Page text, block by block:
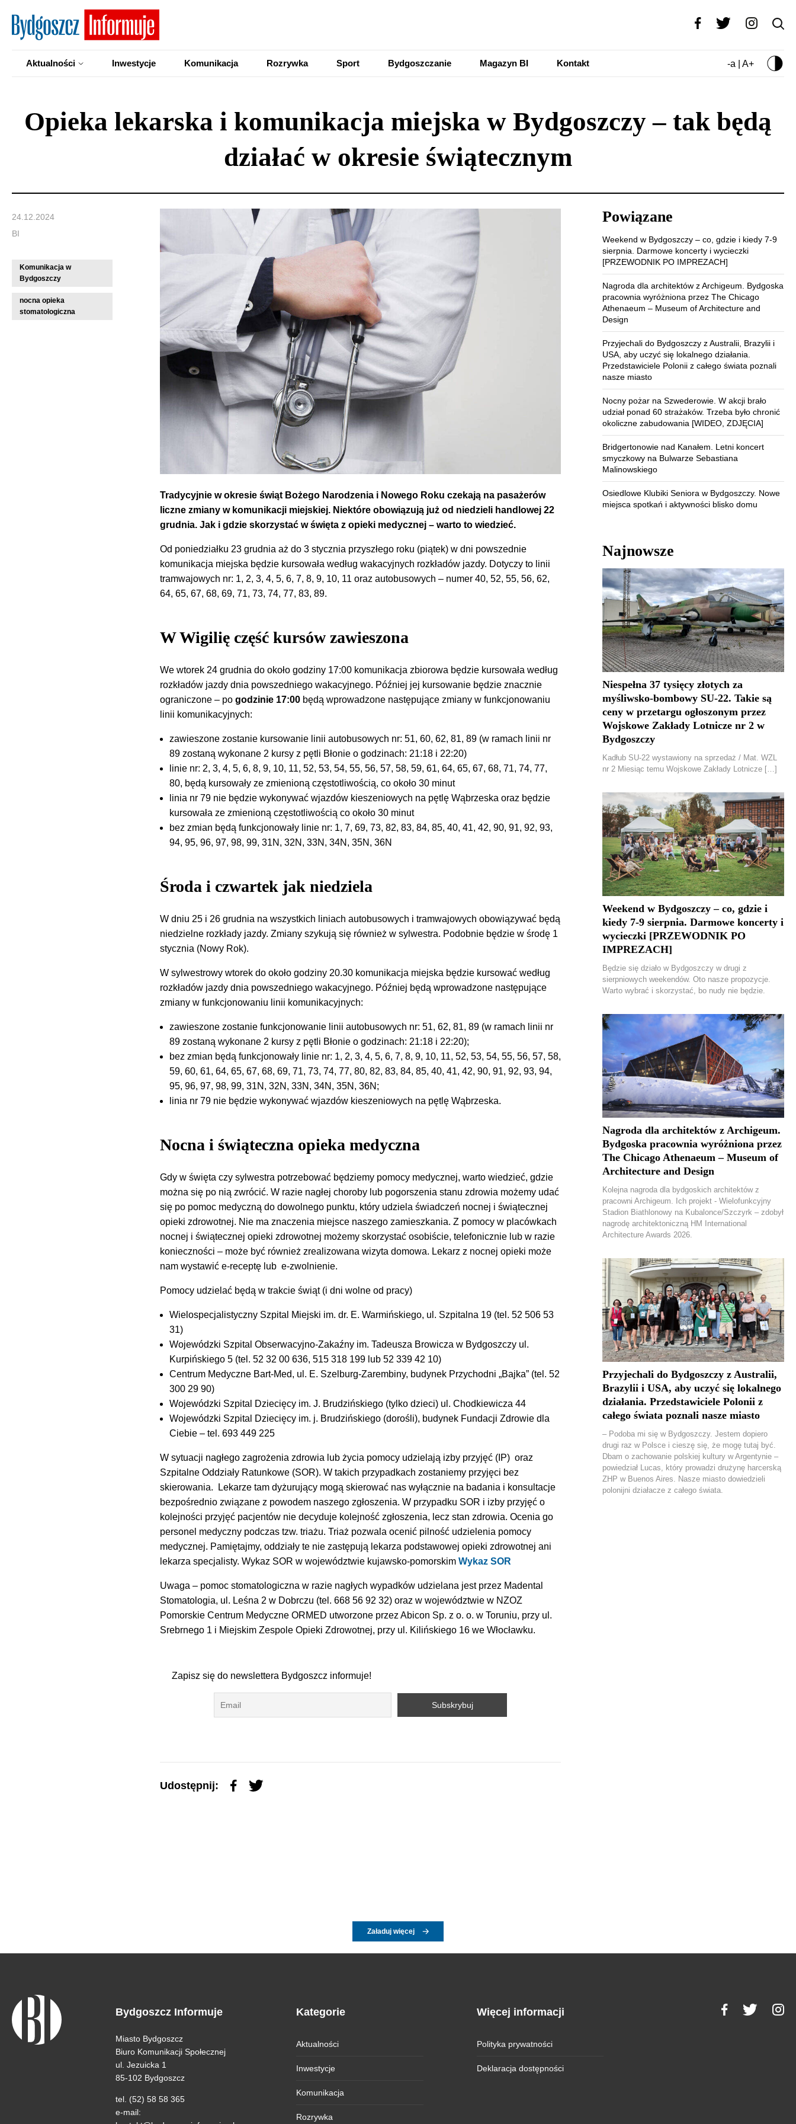
Aktualności Inwestycje Komunikacja Rozrywka Sport Bydgoszczanie Magazyn BI Kontakt -a | A+
Opieka lekarska i komunikacja miejska w Bydgoszczy – tak będą
działać w okresie świątecznym
24.12.2024
BI
Komunikacja w
Bydgoszczy
nocna opieka
stomatologiczna
Tradycyjnie w okresie świąt Bożego Narodzenia i Nowego Roku czekają na pasażerów
liczne zmiany w komunikacji miejskiej. Niektóre obowiązują już od niedzieli handlowej 22
grudnia. Jak i gdzie skorzystać w święta z opieki medycznej – warto to wiedzieć.
Od poniedziałku 23 grudnia aż do 3 stycznia przyszłego roku (piątek) w dni powszednie
komunikacja miejska będzie kursowała według wakacyjnych rozkładów jazdy. Dotyczy to linii
tramwajowych nr: 1, 2, 3, 4, 5, 6, 7, 8, 9, 10, 11 oraz autobusowych – numer 40, 52, 55, 56, 62,
64, 65, 67, 68, 69, 71, 73, 74, 77, 83, 89.
W Wigilię część kursów zawieszona
We wtorek 24 grudnia do około godziny 17:00 komunikacja zbiorowa będzie kursowała według
rozkładów jazdy dnia powszedniego wakacyjnego. Później jej kursowanie będzie znacznie
ograniczone – po godzinie 17:00 będą wprowadzone następujące zmiany w funkcjonowaniu
linii komunikacyjnych:
zawieszone zostanie kursowanie linii autobusowych nr: 51, 60, 62, 81, 89 (w ramach linii nr
89 zostaną wykonane 2 kursy z pętli Błonie o godzinach: 21:18 i 22:20)
linie nr: 2, 3, 4, 5, 6, 8, 9, 10, 11, 52, 53, 54, 55, 56, 57, 58, 59, 61, 64, 65, 67, 68, 71, 74, 77,
80, będą kursowały ze zmienioną częstotliwością, co około 30 minut
linia nr 79 nie będzie wykonywać wjazdów kieszeniowych na pętlę Wąbrzeska oraz będzie
kursowała ze zmienioną częstotliwością co około 30 minut
bez zmian będą funkcjonowały linie nr: 1, 7, 69, 73, 82, 83, 84, 85, 40, 41, 42, 90, 91, 92, 93,
94, 95, 96, 97, 98, 99, 31N, 32N, 33N, 34N, 35N, 36N
Środa i czwartek jak niedziela
W dniu 25 i 26 grudnia na wszystkich liniach autobusowych i tramwajowych obowiązywać będą
niedzielne rozkłady jazdy. Zmiany szykują się również w sylwestra. Podobnie będzie w środę 1
stycznia (Nowy Rok).
W sylwestrowy wtorek do około godziny 20.30 komunikacja miejska będzie kursować według
rozkładów jazdy dnia powszedniego wakacyjnego. Później będą wprowadzone następujące
zmiany w funkcjonowaniu linii komunikacyjnych:
zawieszone zostanie funkcjonowanie linii autobusowych nr: 51, 62, 81, 89 (w ramach linii nr
89 zostaną wykonane 2 kursy z pętli Błonie o godzinach: 21:18 i 22:20);
bez zmian będą funkcjonowały linie nr: 1, 2, 3, 4, 5, 6, 7, 8, 9, 10, 11, 52, 53, 54, 55, 56, 57, 58,
59, 60, 61, 64, 65, 67, 68, 69, 71, 73, 74, 77, 80, 82, 83, 84, 85, 40, 41, 42, 90, 91, 92, 93, 94,
95, 96, 97, 98, 99, 31N, 32N, 33N, 34N, 35N, 36N;
linia nr 79 nie będzie wykonywać wjazdów kieszeniowych na pętlę Wąbrzeska.
Nocna i świąteczna opieka medyczna
Gdy w święta czy sylwestra potrzebować będziemy pomocy medycznej, warto wiedzieć, gdzie
można się po nią zwrócić. W razie nagłej choroby lub pogorszenia stanu zdrowia możemy udać
się po pomoc medyczną do dowolnego punktu, który udziela świadczeń nocnej i świątecznej
opieki zdrowotnej. Nie ma znaczenia miejsce naszego zamieszkania. Z pomocy w placówkach
nocnej i świątecznej opieki zdrowotnej możemy skorzystać osobiście, telefonicznie lub w razie
konieczności – może być również zrealizowana wizyta domowa. Lekarz z nocnej opieki może
nam wystawić e-receptę lub e-zwolnienie.
Pomocy udzielać będą w trakcie świąt (i dni wolne od pracy)
Wielospecjalistyczny Szpital Miejski im. dr. E. Warmińskiego, ul. Szpitalna 19 (tel. 52 506 53
31)
Wojewódzki Szpital Obserwacyjno-Zakaźny im. Tadeusza Browicza w Bydgoszczy ul.
Kurpińskiego 5 (tel. 52 32 00 636, 515 318 199 lub 52 339 42 10)
Centrum Medyczne Bart-Med, ul. E. Szelburg-Zarembiny, budynek Przychodni „Bajka” (tel. 52
300 29 90)
Wojewódzki Szpital Dziecięcy im. J. Brudzińskiego (tylko dzieci) ul. Chodkiewicza 44
Wojewódzki Szpital Dziecięcy im. j. Brudzińskiego (dorośli), budynek Fundacji Zdrowie dla
Ciebie – tel. 693 449 225
W sytuacji nagłego zagrożenia zdrowia lub życia pomocy udzielają izby przyjęć (IP) oraz
Szpitalne Oddziały Ratunkowe (SOR). W takich przypadkach zostaniemy przyjęci bez
skierowania. Lekarze tam dyżurujący mogą skierować nas wyłącznie na badania i konsultacje
bezpośrednio związane z powodem naszego zgłoszenia. W przypadku SOR i izby przyjęć o
kolejności przyjęć pacjentów nie decyduje kolejność zgłoszenia, lecz stan zdrowia. Ocenia go
personel medyczny podczas tzw. triażu. Triaż pozwala ocenić pilność udzielenia pomocy
medycznej. Pamiętajmy, oddziały te nie zastępują lekarza podstawowej opieki zdrowotnej ani
lekarza specjalisty. Wykaz SOR w województwie kujawsko-pomorskim Wykaz SOR
Uwaga – pomoc stomatologiczna w razie nagłych wypadków udzielana jest przez Madental
Stomatologia, ul. Leśna 2 w Dobrczu (tel. 668 56 92 32) oraz w województwie w NZOZ
Pomorskie Centrum Medyczne ORMED utworzone przez Abicon Sp. z o. o. w Toruniu, przy ul.
Srebrnego 1 i Miejskim Zespole Opieki Zdrowotnej, przy ul. Kilińskiego 16 we Włocławku.
Zapisz się do newslettera Bydgoszcz informuje!
Udostępnij:
Powiązane
Weekend w Bydgoszczy – co, gdzie i kiedy 7-9
sierpnia. Darmowe koncerty i wycieczki
[PRZEWODNIK PO IMPREZACH]
Nagroda dla architektów z Archigeum. Bydgoska
pracownia wyróżniona przez The Chicago
Athenaeum – Museum of Architecture and
Design
Przyjechali do Bydgoszczy z Australii, Brazylii i
USA, aby uczyć się lokalnego działania.
Przedstawiciele Polonii z całego świata poznali
nasze miasto
Nocny pożar na Szwederowie. W akcji brało
udział ponad 60 strażaków. Trzeba było chronić
okoliczne zabudowania [WIDEO, ZDJĘCIA]
Bridgertonowie nad Kanałem. Letni koncert
smyczkowy na Bulwarze Sebastiana
Malinowskiego
Osiedlowe Klubiki Seniora w Bydgoszczy. Nowe
miejsca spotkań i aktywności blisko domu
Najnowsze
Niespełna 37 tysięcy złotych za
myśliwsko-bombowy SU-22. Takie są
ceny w przetargu ogłoszonym przez
Wojskowe Zakłady Lotnicze nr 2 w
Bydgoszczy
Kadłub SU-22 wystawiony na sprzedaż / Mat. WZL
nr 2 Miesiąc temu Wojskowe Zakłady Lotnicze […]
Weekend w Bydgoszczy – co, gdzie i
kiedy 7-9 sierpnia. Darmowe koncerty i
wycieczki [PRZEWODNIK PO
IMPREZACH]
Będzie się działo w Bydgoszczy w drugi z
sierpniowych weekendów. Oto nasze propozycje.
Warto wybrać i skorzystać, bo nudy nie będzie.
Nagroda dla architektów z Archigeum.
Bydgoska pracownia wyróżniona przez
The Chicago Athenaeum – Museum of
Architecture and Design
Kolejna nagroda dla bydgoskich architektów z
pracowni Archigeum. Ich projekt - Wielofunkcyjny
Stadion Biathlonowy na Kubalonce/Szczyrk – zdobył
nagrodę architektoniczną HM International
Architecture Awards 2026.
Przyjechali do Bydgoszczy z Australii,
Brazylii i USA, aby uczyć się lokalnego
działania. Przedstawiciele Polonii z
całego świata poznali nasze miasto
– Podoba mi się w Bydgoszczy. Jestem dopiero
drugi raz w Polsce i cieszę się, że mogę tutaj być.
Dbam o zachowanie polskiej kultury w Argentynie –
powiedział Lucas, który prowadzi drużynę harcerską
ZHP w Buenos Aires. Nasze miasto dowiedzieli
polonijni działacze z całego świata.
Załaduj więcej
Bydgoszcz Informuje
Miasto Bydgoszcz
Biuro Komunikacji Społecznej
ul. Jezuicka 1
85-102 Bydgoszcz
tel. (52) 58 58 365
e-mail:
Kategorie
Aktualności
Inwestycje
Komunikacja
Rozrywka
Więcej informacji
Polityka prywatności
Deklaracja dostępności